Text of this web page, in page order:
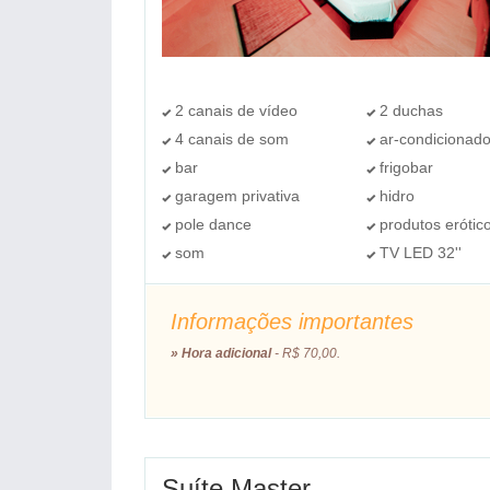
2 canais de vídeo
2 duchas
4 canais de som
ar-condicionado
bar
frigobar
garagem privativa
hidro
pole dance
produtos
som
TV LED 32''
Informações importantes
» Hora adicional- R$ 70,00.